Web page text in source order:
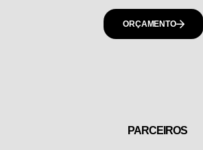
ORÇAMENTO
PARCEIROS